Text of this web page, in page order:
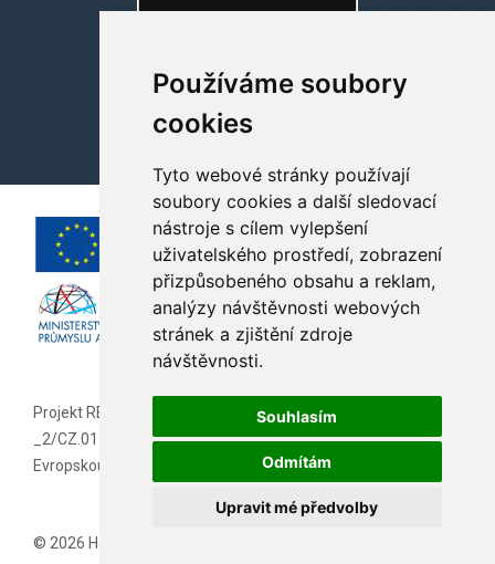
Používáme soubory
cookies
Tyto webové stránky používají
soubory cookies a další sledovací
nástroje s cílem vylepšení
uživatelského prostředí, zobrazení
přizpůsobeného obsahu a reklam,
analýzy návštěvnosti webových
stránek a zjištění zdroje
návštěvnosti.
Souhlasím
Odmítám
Upravit mé předvolby
Projekt REKONSTRUKCE HOTELU ORLÍK
_2/CZ.01.2.07/0.0/0.0/19_256/0019237 je spolufinancován
Evropskou unií.
© 2026 Hotel Orlík